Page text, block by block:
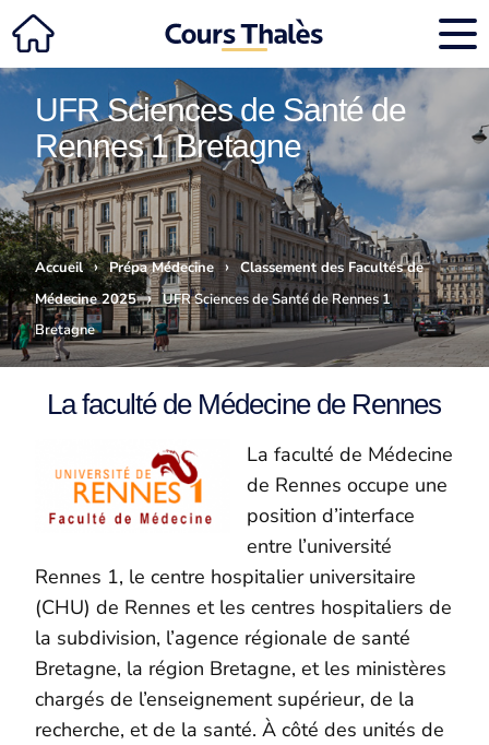
UFR Sciences de Santé de
Rennes 1 Bretagne
Accueil › Prépa Médecine › Classement des Facultés de
Médecine 2025 › UFR Sciences de Santé de Rennes 1
Bretagne
La faculté de Médecine de Rennes
La faculté de Médecine
de Rennes occupe une
position d’interface
entre l’université
Rennes 1, le centre hospitalier universitaire
(CHU) de Rennes et les centres hospitaliers de
la subdivision, l’agence régionale de santé
Bretagne, la région Bretagne, et les ministères
chargés de l’enseignement supérieur, de la
recherche, et de la santé. À côté des unités de